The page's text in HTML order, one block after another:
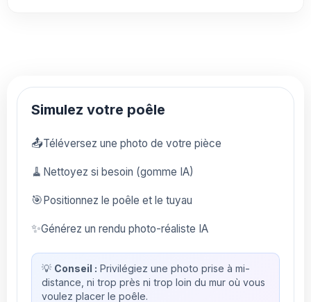
Simulez votre poêle
📤Téléversez une photo de votre pièce
🧹 Nettoyez si besoin (gomme IA)
🎯Positionnez le poêle et le tuyau
✨Générez un rendu photo-réaliste IA
💡 Conseil : Privilégiez une photo prise à mi-
distance, ni trop près ni trop loin du mur où vous
voulez placer le poêle.